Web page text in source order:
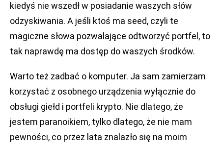
kiedyś nie wszedł w posiadanie waszych słów
odzyskiwania. A jeśli ktoś ma seed, czyli te
magiczne słowa pozwalające odtworzyć portfel, to
tak naprawdę ma dostęp do waszych środków.
Warto też zadbać o komputer. Ja sam zamierzam
korzystać z osobnego urządzenia wyłącznie do
obsługi giełd i portfeli krypto. Nie dlatego, że
jestem paranoikiem, tylko dlatego, że nie mam
pewności, co przez lata znalazło się na moim